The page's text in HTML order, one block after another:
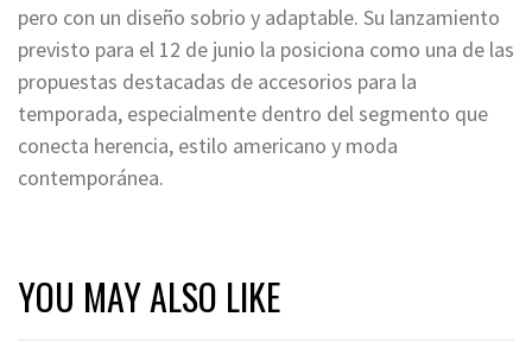
pero con un diseño sobrio y adaptable. Su lanzamiento
previsto para el 12 de junio la posiciona como una de las
propuestas destacadas de accesorios para la
temporada, especialmente dentro del segmento que
conecta herencia, estilo americano y moda
contemporánea.
YOU MAY ALSO LIKE